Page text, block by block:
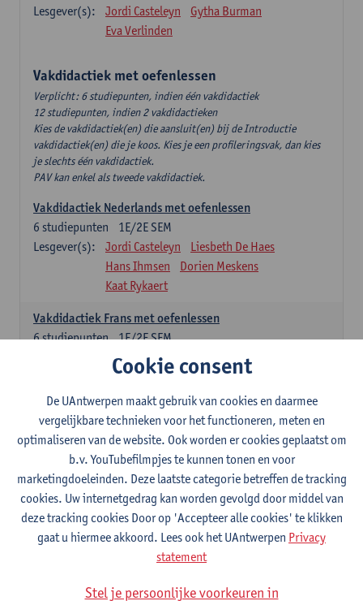
Lesgever(s):
Jordi Casteleyn
Gytha Burman
Eva Verlinden
Vakdidactiek met oefenlessen
Verplicht: 6 studiepunten, indien één vakdidactiek
12 studiepunten, indien 2 vakdidactieken
Kies de vakdidactiek(en) die aansluit(en) bij de Introductie
vakdidactiek(en) die je koos. Kies je een profileringsvak, dan kies
je slechts één vakdidactiek.
PAV kan enkel als tweede vakdidactiek.
Vakdidactiek Nederlands met oefenlessen
1E/2E SEM
6 studiepunten
Lesgever(s):
Jordi Casteleyn
Liesbeth De Haes
Hans Ihmsen
Dorien Meskens
Kaat Rykaert
Vakdidactiek Frans met oefenlessen
1E/2E SEM
6studiepunten
Mathea Simons
Veronik Bogaert
Mark Demyttenaere
Yann Morard
Karen Van De Putte
Vakdidactiek Engels met oefenlessen
1E/2E SEM
6studiepunten
Lesgever(s):
Tom Smits
Ellen De Breuker
Nele Kempenaers
Joke Prinsen
Vakdidactiek Duits met oefenlessen
1E/2E SEM
6studiepunten
Tom Smits Marise Van Tendeloo
Vakdidactiek Nederlands niet-thuistaal met oefenlessen
Cookie consent
De UAntwerpen maakt gebruik van cookies en daarmee
vergelijkbare technieken voor het functioneren, meten en
optimaliseren van de website. Ook worden er cookies geplaatst om
b.v. YouTubefilmpjes te kunnen tonen en voor
marketingdoeleinden. Deze laatste categorie betreffen de tracking
cookies. Uw internetgedrag kan worden gevolgd door middel van
deze tracking cookies Door op 'Accepteer alle cookies' te klikken
gaat u hiermee akkoord. Lees ook het UAntwerpen Privacy
statement
Stel je persoonlijke voorkeuren in